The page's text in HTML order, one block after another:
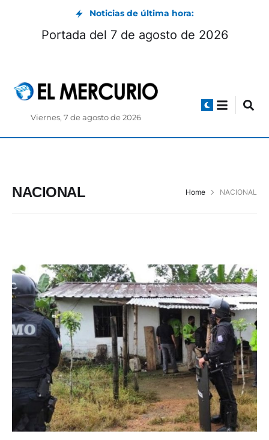
Noticias de última hora:
Portada del 7 de agosto de 2026
Viernes, 7 de agosto de 2026
NACIONAL Home NACIONAL